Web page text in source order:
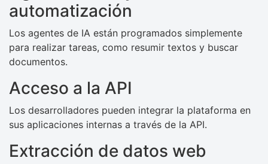
automatización
Los agentes de IA están programados simplemente
para realizar tareas, como resumir textos y buscar
documentos.
Acceso a la API
Los desarrolladores pueden integrar la plataforma en
sus aplicaciones internas a través de la API.
Extracción de datos web